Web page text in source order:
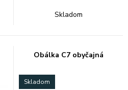
Skladom
Obálka C7 obyčajná
Skladom